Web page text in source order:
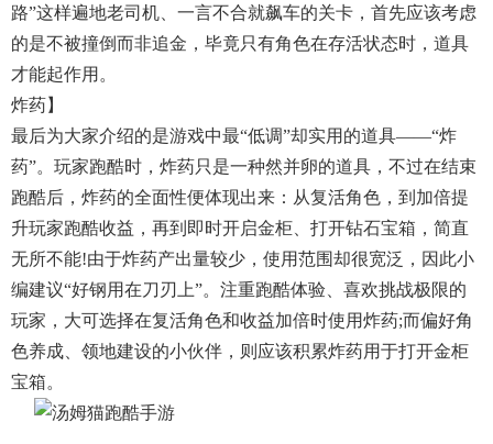
路”这样遍地老司机、一言不合就飙车的关卡，首先应该考虑
的是不被撞倒而非追金，毕竟只有角色在存活状态时，道具
才能起作用。
炸药】
最后为大家介绍的是游戏中最“低调”却实用的道具——“炸
药”。玩家跑酷时，炸药只是一种然并卵的道具，不过在结束
跑酷后，炸药的全面性便体现出来：从复活角色，到加倍提
升玩家跑酷收益，再到即时开启金柜、打开钻石宝箱，简直
无所不能!由于炸药产出量较少，使用范围却很宽泛，因此小
编建议“好钢用在刀刃上”。注重跑酷体验、喜欢挑战极限的
玩家，大可选择在复活角色和收益加倍时使用炸药;而偏好角
色养成、领地建设的小伙伴，则应该积累炸药用于打开金柜
宝箱。